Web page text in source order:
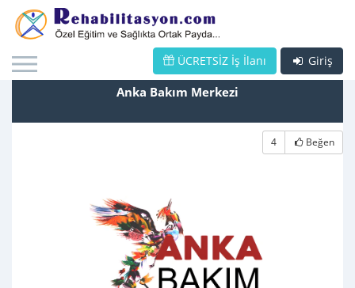
Giriş
ÜCRETSİZ İş İlanı
Anka Bakım Merkezi
4 Beğen